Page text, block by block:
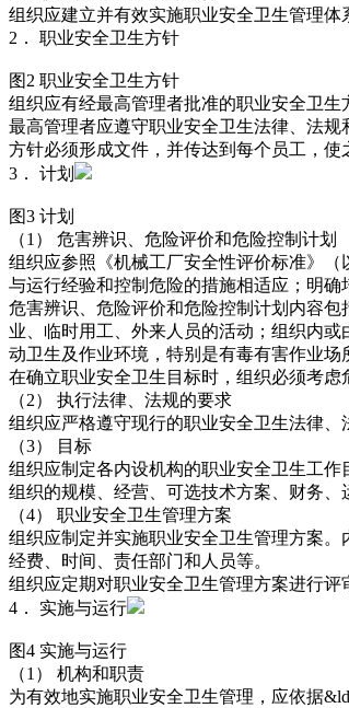
组织应建立并有效实施职业安全卫生管理体
2． 职业安全卫生方针
图2 职业安全卫生方针
组织应有经最高管理者批准的职业安全卫
最高管理者应遵守职业安全卫生法律、法规
方针必须形成文件，并传达到每个员工，使
3． 计划
图3 计划
（1） 危害辨识、危险评价和危险控制计划
组织应参照《机械工厂安全性评价标准》
与运行经验和控制危险的措施相适应；明
危害辨识、危险评价和危险控制计划内容
业、临时用工、外来人员的活动；组织内
动卫生及作业环境，特别是有毒有害作业场
在确立职业安全卫生目标时，组织必须考虑
（2） 执行法律、法规的要求
组织应严格遵守现行的职业安全卫生法律
（3） 目标
组织应制定各内设机构的职业安全卫生工
组织的规模、经营、可选技术方案、财务、
（4） 职业安全卫生管理方案
组织应制定并实施职业安全卫生管理方案
经费、时间、责任部门和人员等。
组织应定期对职业安全卫生管理方案进行
4． 实施与运行
图4 实施与运行
（1） 机构和职责
为有效地实施职业安全卫生管理，应依据